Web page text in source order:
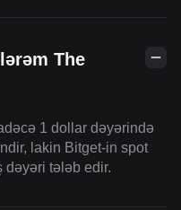
The
1 dollar dəyərində
lakin Bitget-in spot
dəyəri tələb edir.